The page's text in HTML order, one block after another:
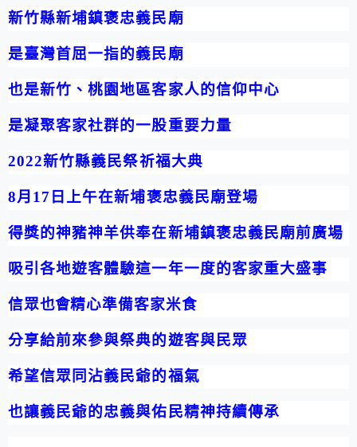
新竹縣新埔鎮褒忠義民廟
是臺灣首屈一指的義民廟
也是新竹、桃園地區客家人的信仰中心
是凝聚客家社群的一股重要力量
2022新竹縣義民祭祈福大典
8月 17 日上午在新埔褒忠義民廟登場
得獎的神豬神羊供奉在新埔鎮褒忠義民廟前廣場
吸引各地遊客體驗這一年一度的客家重大盛事
信眾也會精心準備客家米食
分享給前來參與祭典的遊客與民眾
希望信眾同沾義民爺的福氣
也讓義民爺的忠義與佑民精神持續傳承